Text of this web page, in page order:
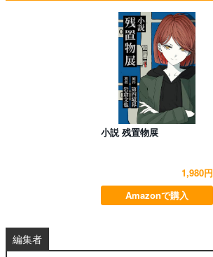
小説 残置物展
1,980円
Amazonで購入
編集者